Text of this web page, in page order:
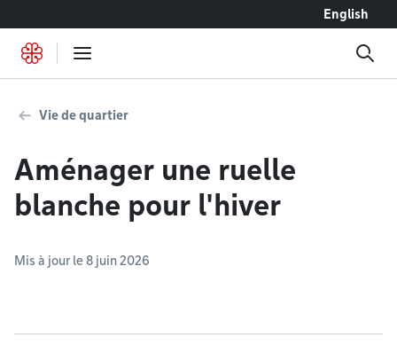
English
Vie de quartier
Aménager une ruelle
blanche pour l'hiver
Mis à jour le 8 juin 2026